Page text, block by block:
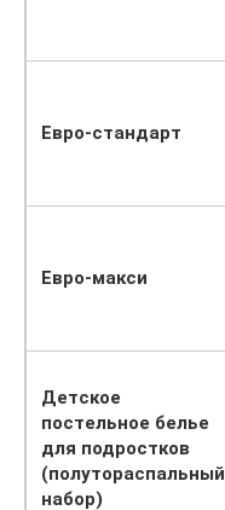
Евро-стандарт
Евро-макси
Детское
постельное белье
для подростков
(полутораспальный
набор)